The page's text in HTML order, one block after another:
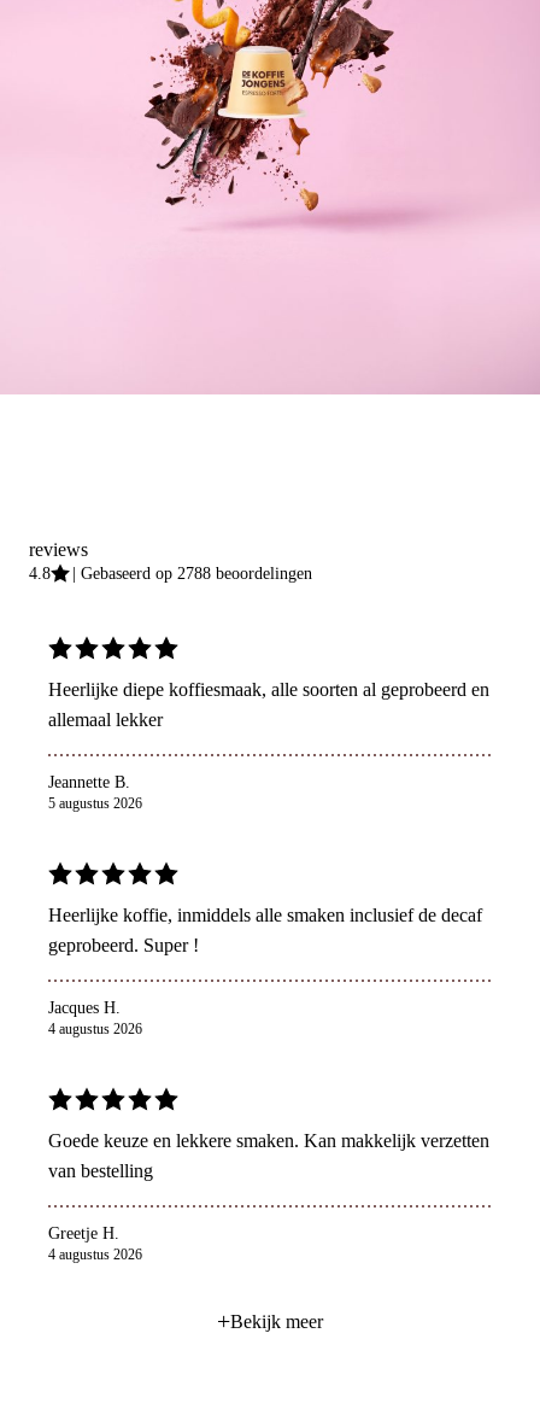
reviews
4.8 Gebaseerd op 2788 beoordelingen
Heerlijke diepe koffiesmaak, alle soorten al geprobeerd en
allemaal lekker
Jeannette B.
5 augustus 2026
Heerlijke koffie, inmiddels alle smaken inclusief de decaf
geprobeerd. Super !
Jacques H.
4 augustus 2026
Goede keuze en lekkere smaken. Kan makkelijk verzetten
van bestelling
Greetje H.
4 augustus 2026
+Bekijk meer